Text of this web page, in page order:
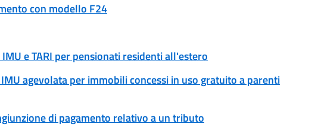
con modello F24
e TARI per pensionati residenti all'estero
agevolata per immobili concessi in uso gratuito a parenti
di pagamento relativo a un tributo